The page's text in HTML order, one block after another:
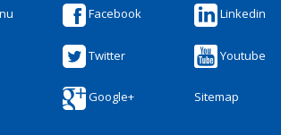
Facebook Linkedin
Twitter Youtube
Google+ Sitemap